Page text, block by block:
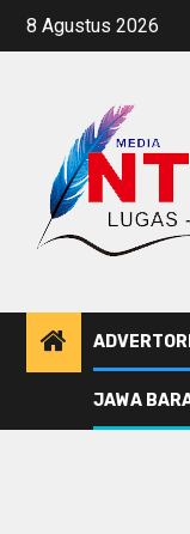
Skip
8 Agustus 2026
JAWA